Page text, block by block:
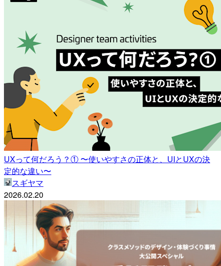
UXって何だろう？① 〜使いやすさの正体と、UIとUXの決
定的な違い〜
スギヤマ
2026.02.20